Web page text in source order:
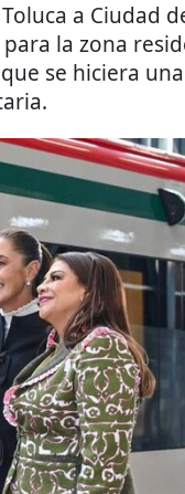
a Ciudad
la zona
se hiciera